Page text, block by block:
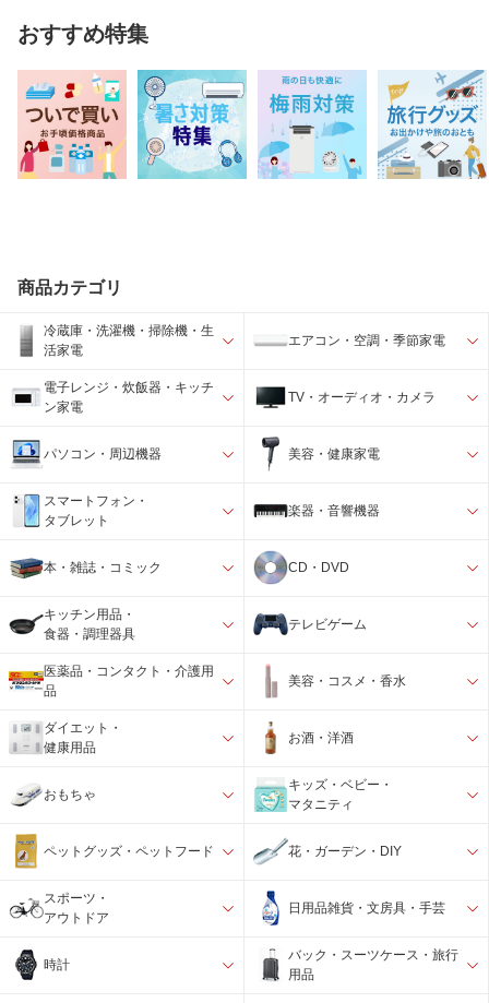
おすすめ特集
商品カテゴリ
冷蔵庫・洗濯機・掃除機・生
活家電
エアコン・空調・季節家電
電子レンジ・炊飯器・キッチ
ン家電
TV・オーディオ・カメラ
パソコン・周辺機器 美容・健康家電
スマートフォン・
タブレット
楽器・音響機器
本・雑誌・コミック CD・DVD
キッチン用品・
食器・調理器具
テレビゲーム
医薬品・コンタクト・介護用
品
美容・コスメ・香水
ダイエット・
健康用品
お酒・洋酒
おもちゃ
キッズ・ベビー・
マタニティ
ペットグッズ・ペットフード 花・ガーデン・DIY
スポーツ・
アウトドア
日用品雑貨・文房具・手芸
時計
バック・スーツケース・旅行
用品